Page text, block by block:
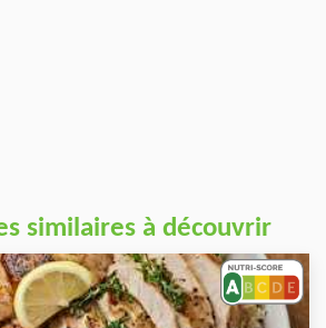
similaires à découvrir